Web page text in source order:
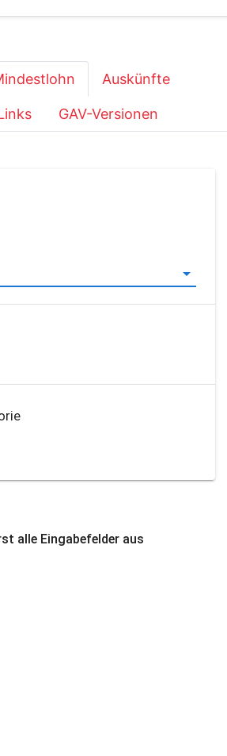
Auskünfte
GAV-Versionen
alle Eingabefelder aus